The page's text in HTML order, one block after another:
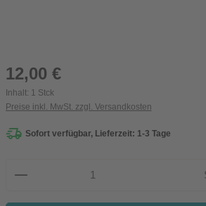
Regulärer Preis:
12,00 €
Inhalt: 1 Stck
Preise inkl. MwSt. zzgl. Versandkosten
Sofort verfügbar, Lieferzeit: 1-3 Tage
Produkt Anzahl: Gib den